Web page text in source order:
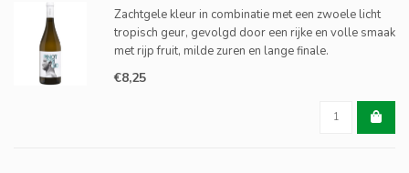
Zachtgele kleur in combinatie met een zwoele licht
tropisch geur, gevolgd door een rijke en volle smaak
met rijp fruit, milde zuren en lange finale.
€8,25